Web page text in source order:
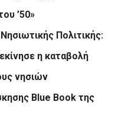
’50»
Πολιτικής:
η καταβολή
νησιών
Blue Book της